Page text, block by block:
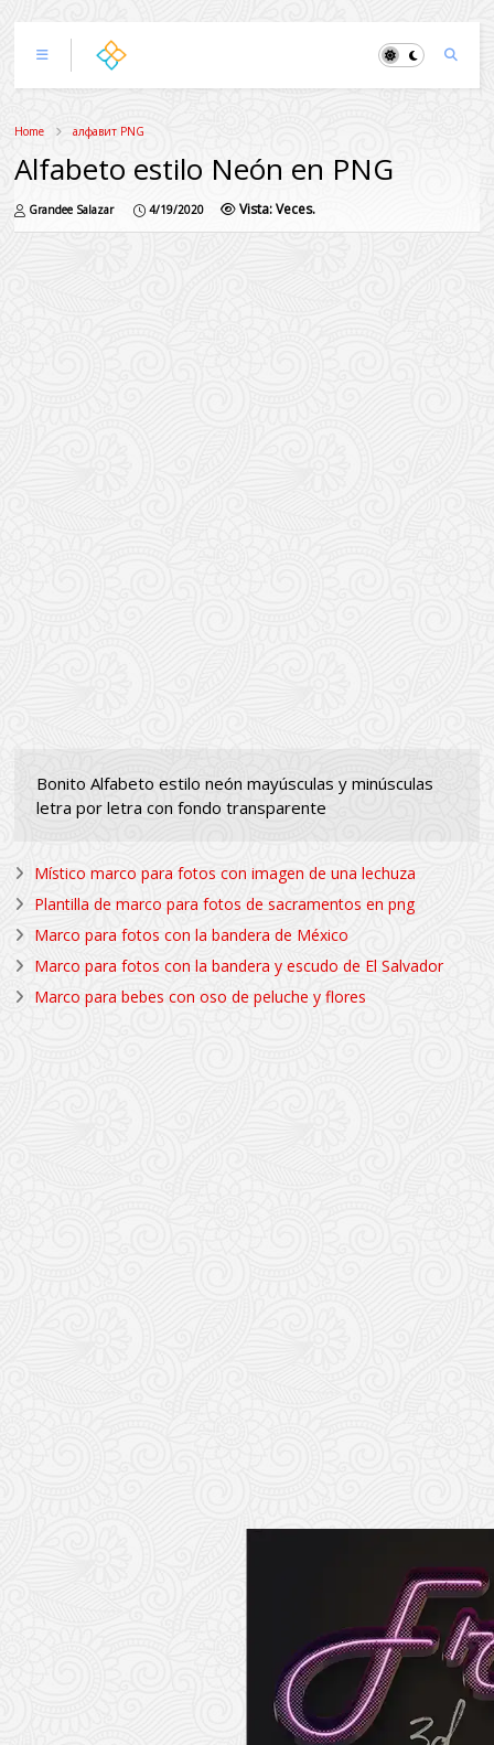
Home алфавит PNG
Alfabeto estilo Neón en PNG
Grandee Salazar 4/19/2020 Vista:Veces.
Bonito Alfabeto estilo neón mayúsculas y minúsculas
letra por letra con fondo transparente
Místico marco para fotos con imagen de una lechuza
Plantilla de marco para fotos de sacramentos en png
Marco para fotos con la bandera de México
Marco para fotos con la bandera y escudo de El Salvador
Marco para bebes con oso de peluche y flores